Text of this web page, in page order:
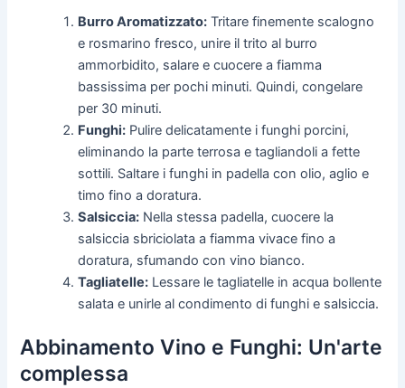
Burro Aromatizzato: Tritare finemente scalogno
e rosmarino fresco, unire il trito al burro
ammorbidito, salare e cuocere a fiamma
bassissima per pochi minuti. Quindi, congelare
per 30 minuti.
Funghi: Pulire delicatamente i funghi porcini,
eliminando la parte terrosa e tagliandoli a fette
sottili. Saltare i funghi in padella con olio, aglio e
timo fino a doratura.
Salsiccia: Nella stessa padella, cuocere la
salsiccia sbriciolata a fiamma vivace fino a
doratura, sfumando con vino bianco.
Tagliatelle: Lessare le tagliatelle in acqua bollente
salata e unirle al condimento di funghi e salsiccia.
Abbinamento Vino e Funghi: Un'arte
complessa